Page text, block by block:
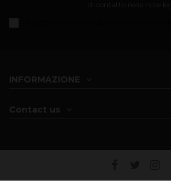
INFORMAZIONE
Contact us